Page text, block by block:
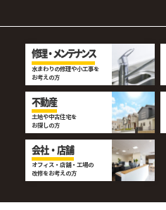
修理・メンテナンス
水まわりの修理や小工事を
お考えの方
不動産
土地や中古住宅を
お探しの方
会社・店舗
オフィス・店舗・工場の
改修をお考えの方